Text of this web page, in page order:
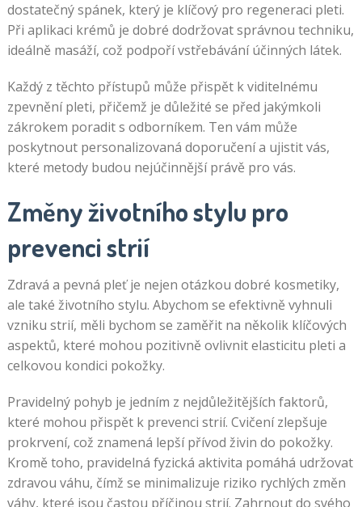
dostatečný spánek, který je klíčový pro regeneraci pleti.
Při aplikaci krémů je dobré dodržovat správnou techniku,
ideálně masáží, což podpoří vstřebávání účinných látek.
Každý z těchto přístupů může přispět k viditelnému
zpevnění pleti, přičemž je důležité se před jakýmkoli
zákrokem poradit s odborníkem. Ten vám může
poskytnout personalizovaná doporučení a ujistit vás,
které metody budou nejúčinnější právě pro vás.
Změny životního stylu pro
prevenci strií
Zdravá a pevná pleť je nejen otázkou dobré kosmetiky,
ale také životního stylu. Abychom se efektivně vyhnuli
vzniku strií, měli bychom se zaměřit na několik klíčových
aspektů, které mohou pozitivně ovlivnit elasticitu pleti a
celkovou kondici pokožky.
Pravidelný pohyb je jedním z nejdůležitějších faktorů,
které mohou přispět k prevenci strií. Cvičení zlepšuje
prokrvení, což znamená lepší přívod živin do pokožky.
Kromě toho, pravidelná fyzická aktivita pomáhá udržovat
zdravou váhu, čímž se minimalizuje riziko rychlých změn
váhy, které jsou častou příčinou strií. Zahrnout do svého